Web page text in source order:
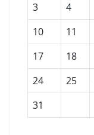
3
4
10
11
17
18
24
25
31